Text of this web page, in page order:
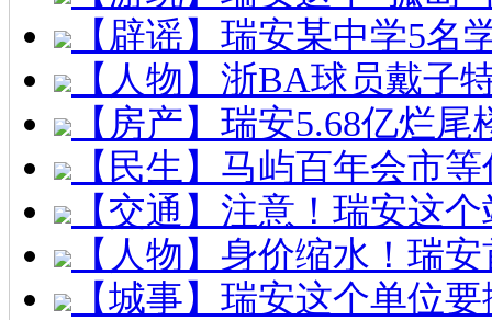
【辟谣】瑞安某中学5名
【人物】浙BA球员戴子
【房产】瑞安5.68亿烂
【民生】马屿百年会市
【交通】注意！瑞安这
【人物】身价缩水！瑞
【城事】瑞安这个单位